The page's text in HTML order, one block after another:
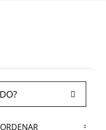
ORDENAR